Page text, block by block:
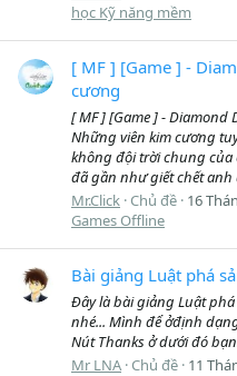
học Kỹ năng mềm
[ MF ] [Game ] -
cương
[ MF ] [Game ] -
Những viên kim cương
không đội trời chung của
đã gần như giết chết anh
Mr.Click Chủ đề 16
Games Offline
Bài giảng Luật phá
Đây là bài giảng Luật
nhé... Mình để ởđịnh
Nút Thanks ở dưới đó
Mr LNA Chủ đề 11